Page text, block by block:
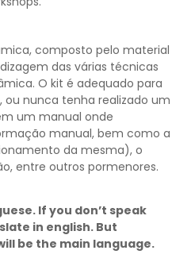
composto pelo material
das várias técnicas
O kit é adequado para
nunca tenha realizado um
um manual onde
manual, bem como a
da mesma), o
entre outros pormenores.
If you don’t speak
in english. But
be the main language.